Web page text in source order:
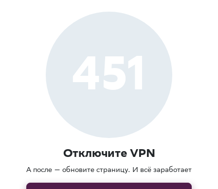
451
Отключите VPN
А после — обновите страницу. И всё заработает